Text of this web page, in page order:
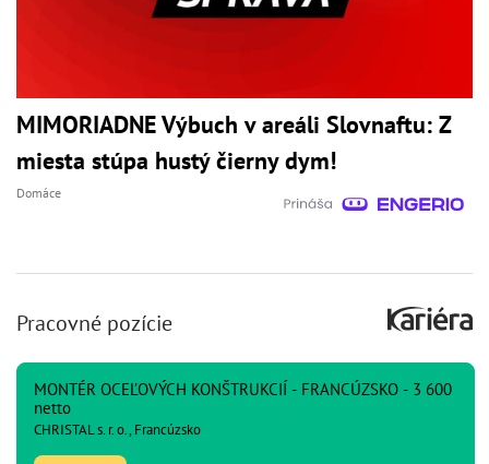
MIMORIADNE Výbuch v areáli Slovnaftu: Z
miesta stúpa hustý čierny dym!
Domáce
Pracovné pozície
MONTÉR OCEĽOVÝCH KONŠTRUKCIÍ - FRANCÚZSKO - 3 600
netto
CHRISTAL s. r. o., Francúzsko